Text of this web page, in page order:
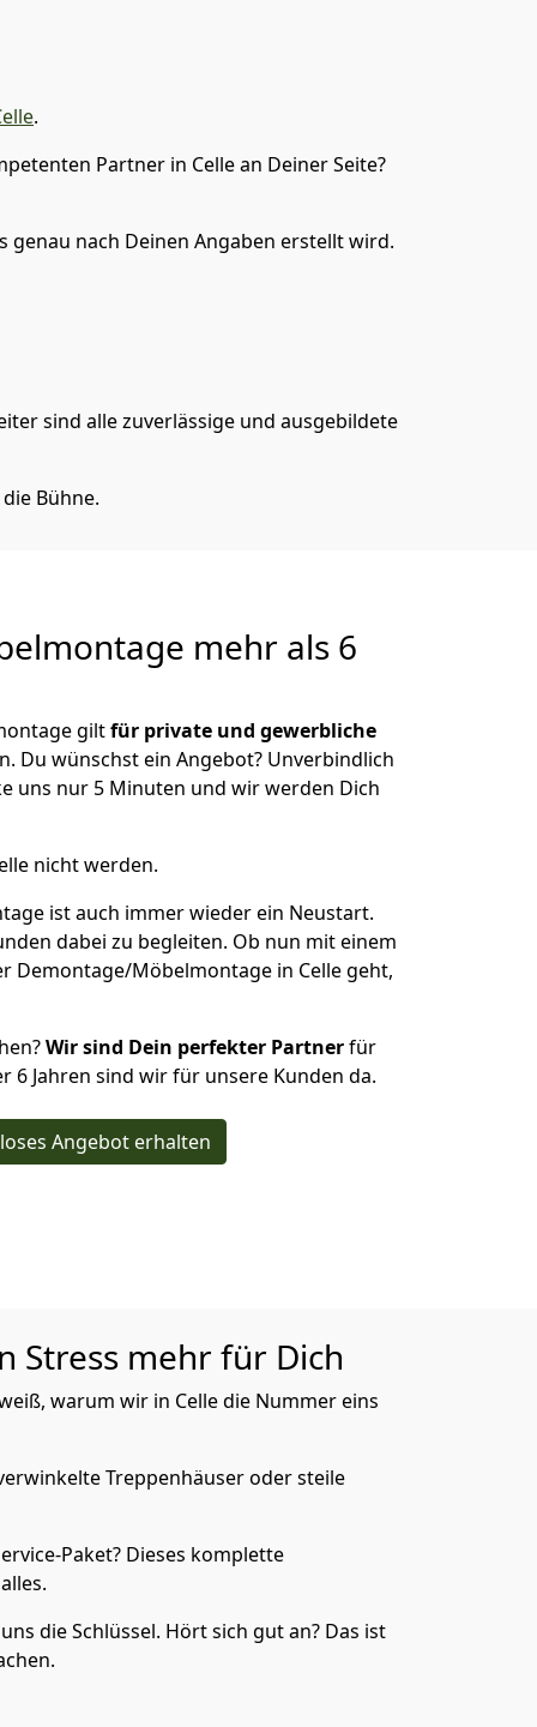
.
Partner in Celle an Deiner Seite?
nach Deinen Angaben erstellt wird.
sind alle zuverlässige und ausgebildete
Bühne.
mehr als 6
giltfür private und gewerbliche
Du wünschst ein Angebot? Unverbindlich
uns nur 5 Minuten und wir werden Dich
nicht werden.
ist auch immer wieder ein Neustart.
dabei zu begleiten. Ob nun mit einem
Demontage/Möbelmontage in Celle geht,
Wir sind Dein perfekter Partnerfür
6 Jahren sind wir für unsere Kunden da.
Angebot erhalten
Stress mehr für Dich
warum wir in Celle die Nummer eins
Treppenhäuser oder steile
Paket? Dieses komplette
die Schlüssel. Hört sich gut an? Das ist